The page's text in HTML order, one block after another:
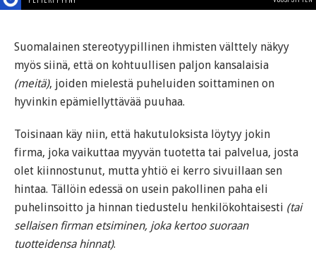
Suomalainen stereotyypillinen ihmisten välttely näkyy
myös siinä, että on kohtuullisen paljon kansalaisia
(meitä), joiden mielestä puheluiden soittaminen on
hyvinkin epämiellyttävää puuhaa.
Toisinaan käy niin, että hakutuloksista löytyy jokin
firma, joka vaikuttaa myyvän tuotetta tai palvelua, josta
olet kiinnostunut, mutta yhtiö ei kerro sivuillaan sen
hintaa. Tällöin edessä on usein pakollinen paha eli
puhelinsoitto ja hinnan tiedustelu henkilökohtaisesti (tai
sellaisen firman etsiminen, joka kertoo suoraan
tuotteidensa hinnat).